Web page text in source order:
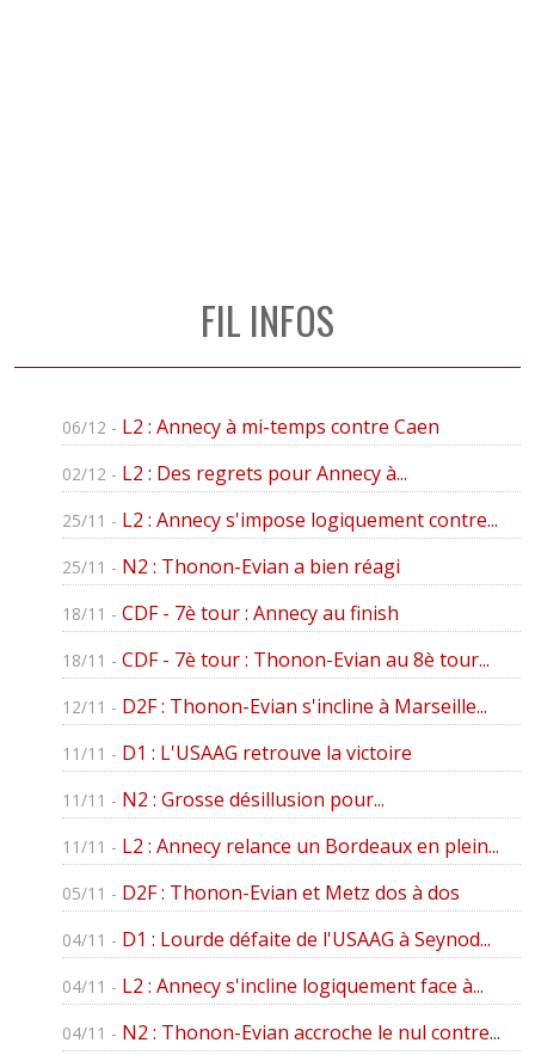
FIL INFOS
06/12 - L2 : Annecy à mi-temps contre Caen
02/12 - L2 : Des regrets pour Annecy à...
25/11 - L2 : Annecy s'impose logiquement contre...
25/11 - N2 : Thonon-Evian a bien réagi
18/11 - CDF - 7è tour : Annecy au finish
18/11 - CDF - 7è tour : Thonon-Evian au 8è tour...
12/11 - D2F : Thonon-Evian s'incline à Marseille...
11/11 - D1 : L'USAAG retrouve la victoire
11/11 - N2 : Grosse désillusion pour...
11/11 - L2 : Annecy relance un Bordeaux en plein...
05/11 - D2F : Thonon-Evian et Metz dos à dos
04/11 - D1 : Lourde défaite de l'USAAG à Seynod...
04/11 - L2 : Annecy s'incline logiquement face à...
04/11 - N2 : Thonon-Evian accroche le nul contre...